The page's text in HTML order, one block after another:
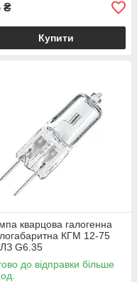
₴
Купити
кварцова галогенна
КГМ 12-75
G6.35
до відправки більше